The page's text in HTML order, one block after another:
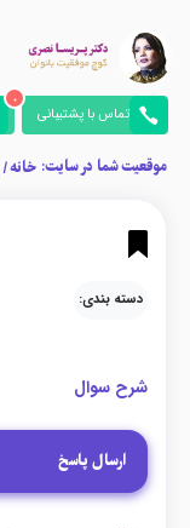
تماس با پشتیبانی
0
موقعیت شما در سایت: خانه/
دسته بندی:
شرح سوال
ارسال پاسخ